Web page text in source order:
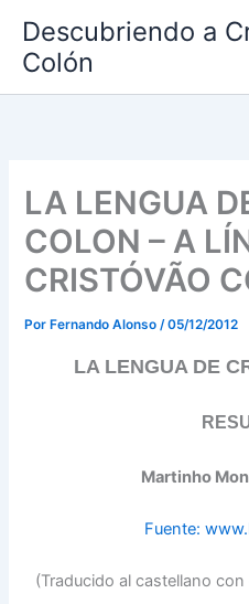
contenido
Descubriendo a
Colón
LA LENGUA
COLON – A
CRISTÓVÃO
Por Fernando Alonso/05/12/2012
LA LENGUA DE
Martinho
Fuente:
(Traducido al castellano